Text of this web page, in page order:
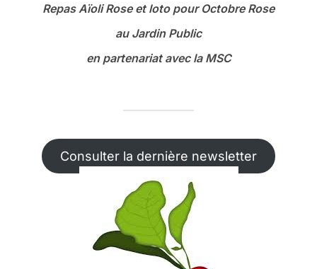
Repas Aïoli Rose et loto pour Octobre Rose
au Jardin Public
en partenariat avec la MSC
Consulter la dernière newsletter